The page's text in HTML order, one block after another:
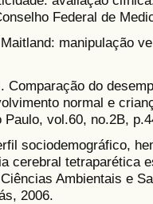
Federal de
manipulação
Comparação do
normal e
Paulo, vol.60, no.2B,
sociodemográfico,
cerebral tetraparética
Ambientais e
2006.